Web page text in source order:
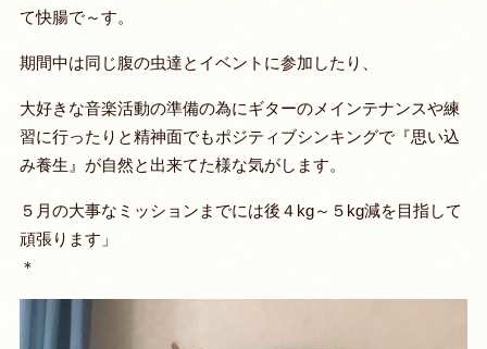
て快腸で～す。
期間中は同じ腹の虫達とイベントに参加したり、
大好きな音楽活動の準備の為にギターのメインテナンスや練
習に行ったりと精神面でもポジティブシンキングで『思い込
み養生』が自然と出来てた様な気がします。
５月の大事なミッションまでには後４kg～５kg減を目指して
頑張ります」
＊